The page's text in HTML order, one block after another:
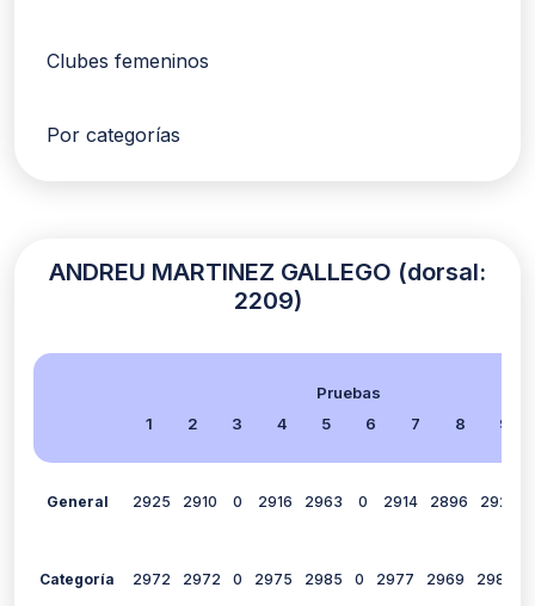
Clubes femeninos
Por categorías
ANDREU MARTINEZ GALLEGO (dorsal:
2209)
Pruebas
1
2 3 4 5 6 7 8 9
General 2925 2910 0 2916 2963 0 2914 2896 2924
Categoría 2972 2972 0 2975 2985 0 2977 2969 2980